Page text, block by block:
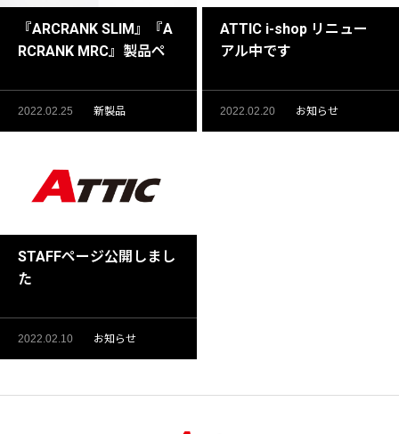
『ARCRANK SLIM』『A
RCRANK MRC』製品ペ
2022.02.25 新製品
ATTIC i-shop リニュー
アル中です
2022.02.20 お知らせ
STAFFページ公開しまし
た
2022.02.10 お知らせ